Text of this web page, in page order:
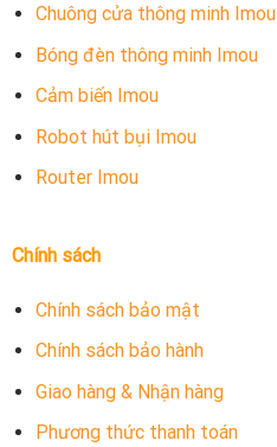
Chuông cửa thông minh Imou
Bóng đèn thông minh Imou
Cảm biến Imou
Robot hút bụi Imou
Router Imou
Chính sách
Chính sách bảo mật
Chính sách bảo hành
Giao hàng & Nhận hàng
Phương thức thanh toán